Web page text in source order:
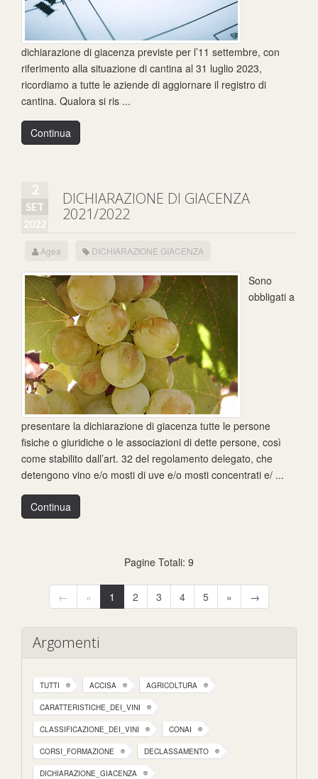
dichiarazione di giacenza previste per l’11 settembre, con
riferimento alla situazione di cantina al 31 luglio 2023,
ricordiamo a tutte le aziende di aggiornare il registro di
cantina. Qualora si ris ...
Continua
2
SET
2022
DICHIARAZIONE DI GIACENZA
2021/2022
Agea DICHIARAZIONE GIACENZA
Sono
obbligati a
presentare la dichiarazione di giacenza tutte le persone
fisiche o giuridiche o le associazioni di dette persone, così
come stabilito dall’art. 32 del regolamento delegato, che
detengono vino e/o mosti di uve e/o mosti concentrati e/ ...
Continua
Pagine Totali: 9
← « 1 2 3 4 5 » →
Argomenti
TUTTI ACCISA AGRICOLTURA
CARATTERISTICHE_DEI_VINI
CLASSIFICAZIONE_DEI_VINI CONAI
CORSI_FORMAZIONE DECLASSAMENTO
DICHIARAZIONE_GIACENZA